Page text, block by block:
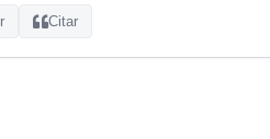
Citar